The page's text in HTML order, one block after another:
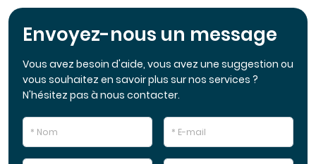
Envoyez-nous un message
Vous avez besoin d'aide, vous avez une suggestion ou
vous souhaitez en savoir plus sur nos services ?
N'hésitez pas à nous contacter.